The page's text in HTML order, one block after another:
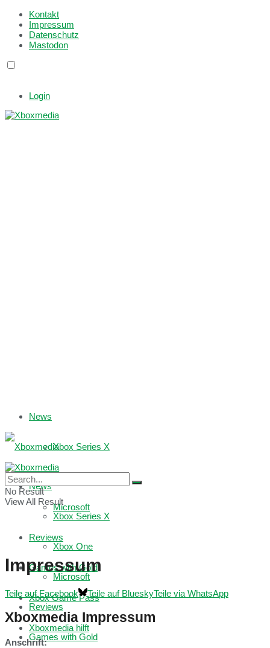
Kontakt
Impressum
Datenschutz
Mastodon
Login
News
Xbox Series X
Microsoft
Reviews
Games with Gold
Xbox Game Pass
Xboxmedia hilft
News
Xbox Series X
Xbox One
Microsoft
Reviews
Games with Gold
No Result
View All Result
Impressum
Teile auf Facebook Teile auf BlueskyTeile via WhatsApp
Xboxmedia Impressum
Anschrift: